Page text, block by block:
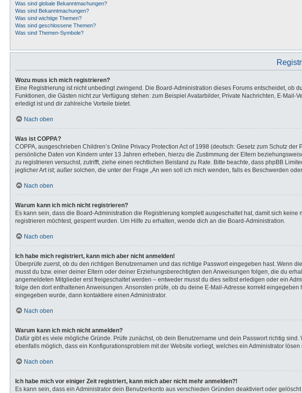
Was sind globale Bekanntmachungen?
Was sind Bekanntmachungen?
Was sind wichtige Themen?
Was sind geschlossene Themen?
Was sind Themen-Symbole?
Wozu muss ich mich registrieren?
Eine Registrierung ist nicht unbedingt zwingend. Die Board-Administration dieses Forums entscheidet, ob
Funktionen, die Gästen nicht zur Verfügung stehen: zum Beispiel Avatarbilder, Private Nachrichten, E-
erledigt ist und dir zahlreiche Vorteile bietet.
Nach oben
Was ist COPPA?
COPPA, ausgeschrieben Children’s Online Privacy Protection Act of 1998 (deutsch: Gesetz zum Schutz
persönliche Daten von Kindern unter 13 Jahren erheben, hierzu die Zustimmung der Eltern
zu registrieren versuchst, zutrifft, ziehe einen rechtlichen Beistand zu Rate. Bitte beachte, dass phpBB
jeglicher Art ist; außer solchen, die unter der Frage „An wen soll ich mich wenden, falls es Beschwerden
Nach oben
Warum kann ich mich nicht registrieren?
Es kann sein, dass die Board-Administration die Registrierung komplett ausgeschaltet hat, damit sich
registrieren möchtest, gesperrt wurden. Um Hilfe zu erhalten, wende dich an die Board-Administration.
Nach oben
Ich habe mich registriert, kann mich aber nicht anmelden!
Überprüfe zuerst, ob du den richtigen Benutzernamen und das richtige Passwort eingegeben hast. Wenn
musst du bzw. einer deiner Eltern oder deiner Erziehungsberechtigten den Anweisungen folgen, die du
angemeldeten Mitglieder erst freigeschaltet werden – entweder musst du dies selbst erledigen oder ein
folge den dort enthaltenen Anweisungen. Ansonsten prüfe, ob du deine E-Mail-Adresse korrekt
eingegeben wurde, dann kontaktiere einen Administrator.
Nach oben
Warum kann ich mich nicht anmelden?
Dafür gibt es viele mögliche Gründe. Prüfe zunächst, ob dein Benutzername und dein Passwort richtig
ebenfalls möglich, dass ein Konfigurationsproblem mit der Website vorliegt, welches ein Administrator lösen
Nach oben
Ich habe mich vor einiger Zeit registriert, kann mich aber nicht mehr anmelden?!
Es kann sein, dass ein Administrator dein Benutzerkonto aus verschieden Gründen deaktiviert oder